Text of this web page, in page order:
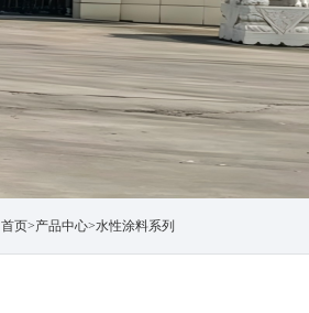
首页>产品中心>水性涂料系列